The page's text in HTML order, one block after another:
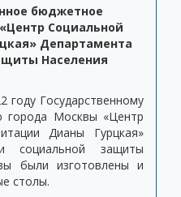
бюджетное
Социальной
Департамента
Населения
году Государственному
города Москвы «Центр
Дианы Гурцкая»
социальной защиты
были изготовлены и
столы.